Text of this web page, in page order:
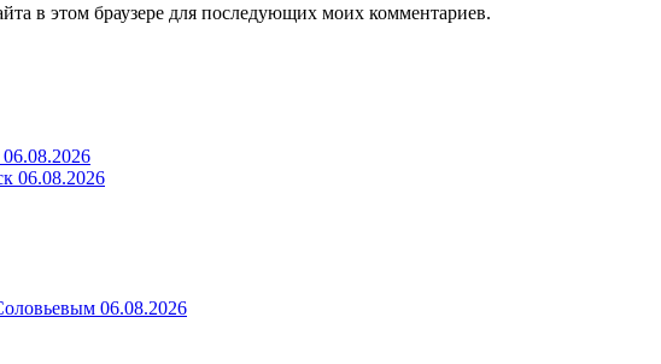
в этом браузере для последующих моих комментариев.
06.08.2026
06.08.2026